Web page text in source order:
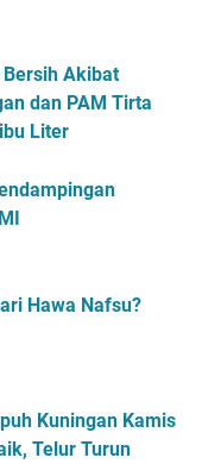
Akibat
dan PAM Tirta
Liter
Hawa Nafsu?
Kuningan Kamis
Telur Turun